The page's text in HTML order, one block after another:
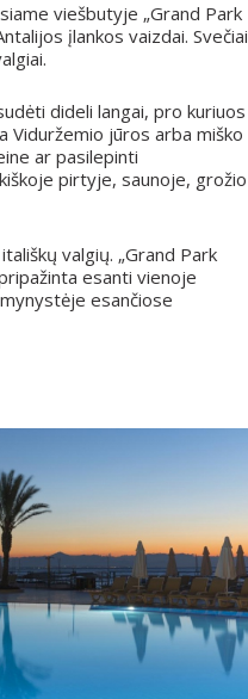
viešbutyje „Grand Park
įlankos vaizdai. Svečiai
dideli langai, pro kuriuos
Viduržemio jūros arba miško
ar pasilepinti
pirtyje, saunoje, grožio
valgių. „Grand Park
esanti vienoje
esančiose